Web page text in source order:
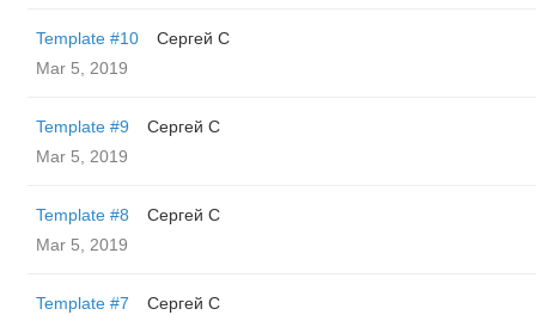
Template #10
Сергей С
Mar 5, 2019
Template #9
Сергей С
Mar 5, 2019
Template #8
Сергей С
Mar 5, 2019
Template #7
Сергей С